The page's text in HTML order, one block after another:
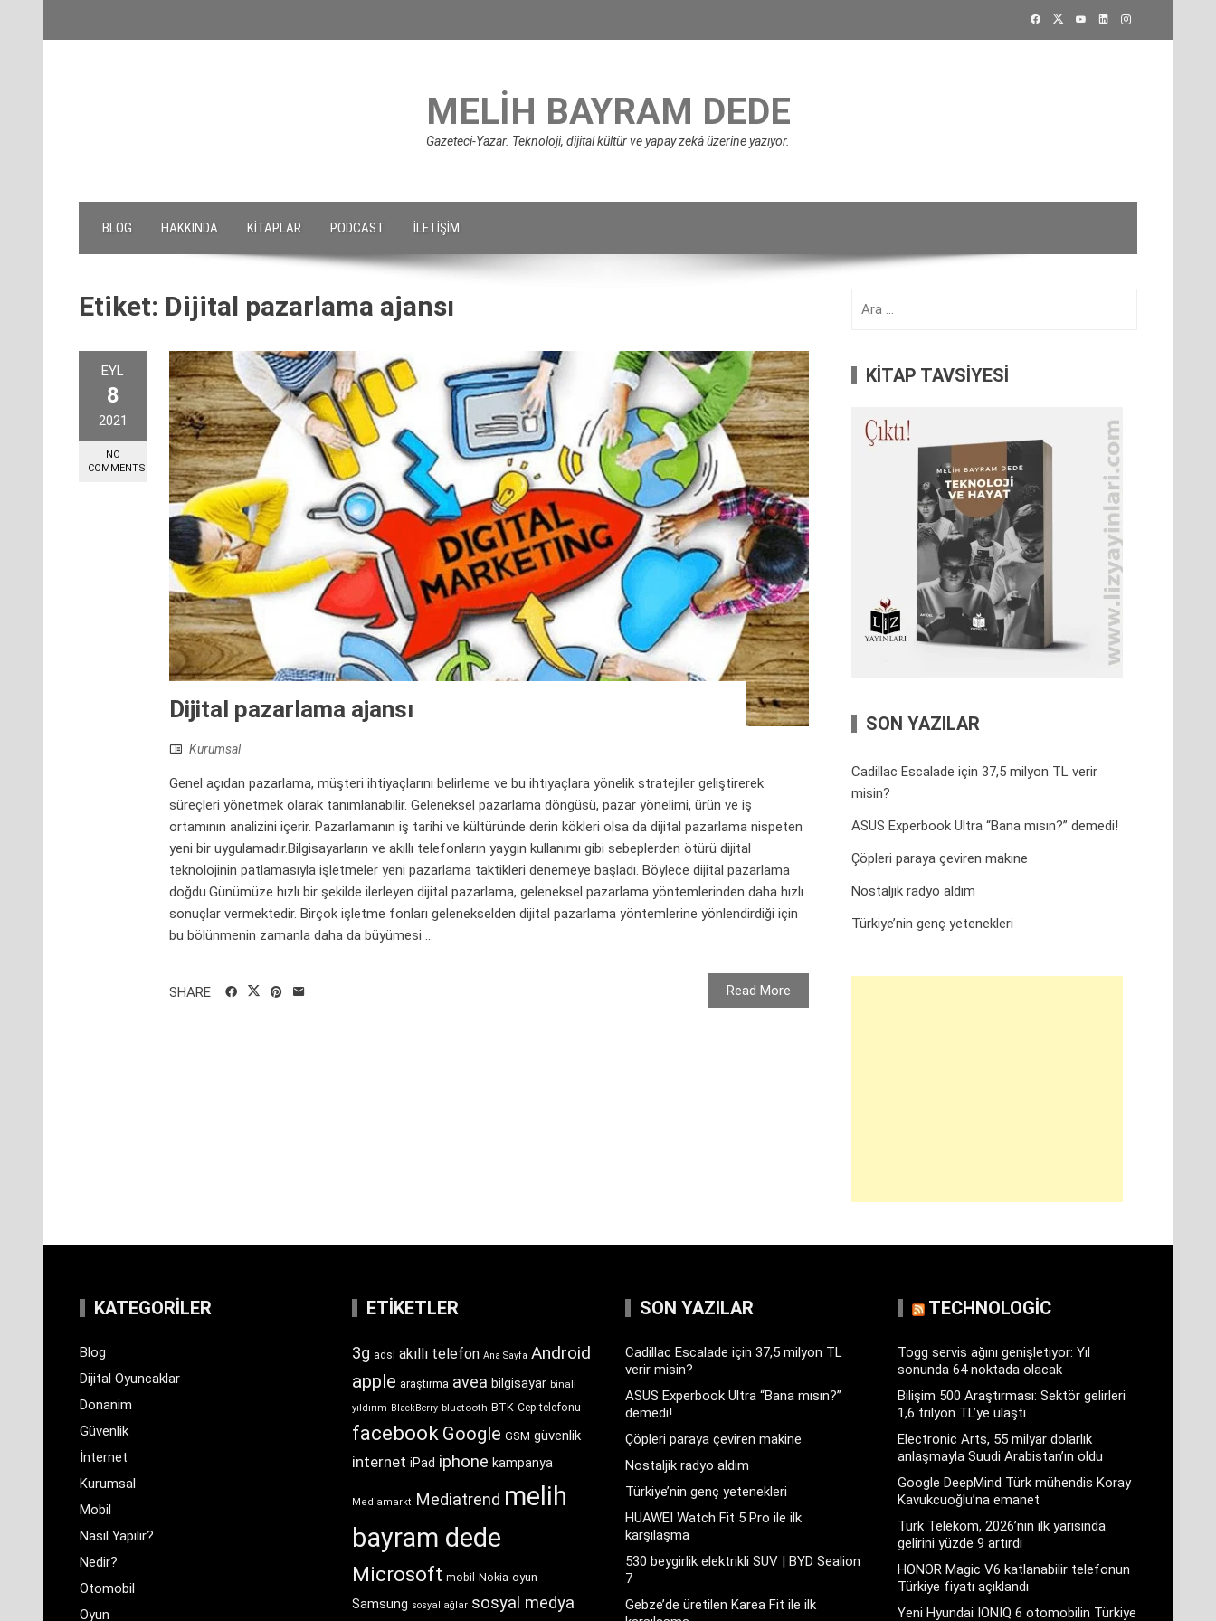
MELIH BAYRAM DEDE
Gazeteci-Yazar. Teknoloji, dijital kültür ve yapay zekâ üzerine yazıyor.
BLOG HAKKINDA KITAPLAR PODCAST İLETIŞIM
Etiket: Dijital pazarlama ajansı
EYL
8
2021
NO
COMMENTS
Dijital pazarlama ajansı
Kurumsal
Genel açıdan pazarlama, müşteri ihtiyaçlarını belirleme ve bu ihtiyaçlara yönelik stratejiler geliştirerek
süreçleri yönetmek olarak tanımlanabilir. Geleneksel pazarlama döngüsü, pazar yönelimi, ürün ve iş
ortamının analizini içerir. Pazarlamanın iş tarihi ve kültüründe derin kökleri olsa da dijital pazarlama nispeten
yeni bir uygulamadır.Bilgisayarların ve akıllı telefonların yaygın kullanımı gibi sebeplerden ötürü dijital
teknolojinin patlamasıyla işletmeler yeni pazarlama taktikleri denemeye başladı. Böylece dijital pazarlama
doğdu.Günümüze hızlı bir şekilde ilerleyen dijital pazarlama, geleneksel pazarlama yöntemlerinden daha hızlı
sonuçlar vermektedir. Birçok işletme fonları gelenekselden dijital pazarlama yöntemlerine yönlendirdiği için
bu bölünmenin zamanla daha da büyümesi ...
Read More
SHARE
KİTAP TAVSİYESİ
SON YAZILAR
Cadillac Escalade için 37,5 milyon TL verir
misin?
ASUS Experbook Ultra “Bana mısın?” demedi!
Çöpleri paraya çeviren makine
Nostaljik radyo aldım
Türkiye’nin genç yetenekleri
KATEGORILER
Blog
Dijital Oyuncaklar
Donanim
Güvenlik
İnternet
Kurumsal
Mobil
Nasıl Yapılır?
Nedir?
Otomobil
Oyun
ETIKETLER
3g adsl akıllı telefon Ana Sayfa Android
apple araştırma avea bilgisayar binali
yıldırım BlackBerry bluetooth BTK Cep telefonu
facebook Google GSM güvenlik
internet iPad iphone kampanya
Mediamarkt Mediatrend melih
bayram dede
Microsoft mobil Nokia oyun
Samsung sosyal ağlar sosyal medya
SON YAZILAR
Cadillac Escalade için 37,5 milyon TL
verir misin?
ASUS Experbook Ultra “Bana mısın?”
demedi!
Çöpleri paraya çeviren makine
Nostaljik radyo aldım
Türkiye’nin genç yetenekleri
HUAWEI Watch Fit 5 Pro ile ilk
karşılaşma
530 beygirlik elektrikli SUV | BYD Sealion
7
Gebze’de üretilen Karea Fit ile ilk
TECHNOLOGIC
Togg servis ağını genişletiyor: Yıl
sonunda 64 noktada olacak
Bilişim 500 Araştırması: Sektör gelirleri
1,6 trilyon TL’ye ulaştı
Electronic Arts, 55 milyar dolarlık
anlaşmayla Suudi Arabistan’ın oldu
Google DeepMind Türk mühendis Koray
Kavukcuoğlu’na emanet
Türk Telekom, 2026’nın ilk yarısında
gelirini yüzde 9 artırdı
HONOR Magic V6 katlanabilir telefonun
Türkiye fiyatı açıklandı
Yeni Hyundai IONIQ 6 otomobilin Türkiye